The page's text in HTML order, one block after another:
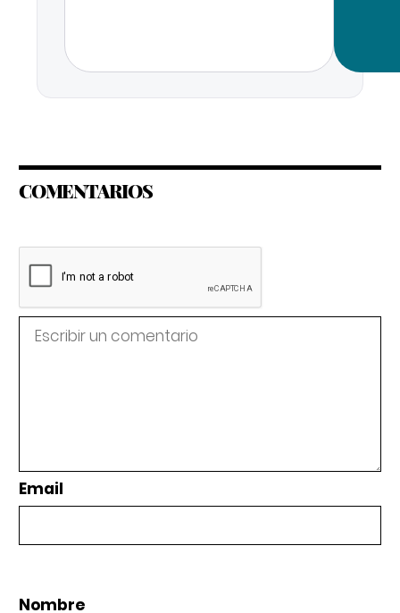
COMENTARIOS
Email
Nombre